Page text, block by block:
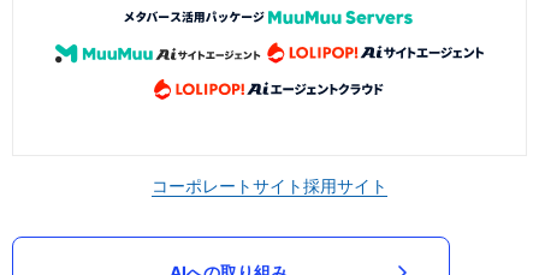
コーポレートサイト採用サイト